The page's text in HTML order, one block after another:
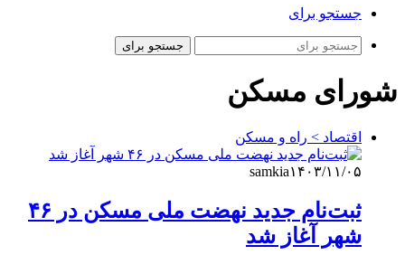
جستجو برای
جستجو برای
شورای مسکن
اقتصاد > راه و مسکن
samkia۱۴۰۳/۱۱/۰۵
ثبت‌نام جدید نهضت ملی مسکن در ۴۶
شهر آغاز شد